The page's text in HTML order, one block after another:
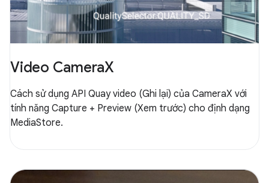
Video CameraX
Cách sử dụng API Quay video (Ghi lại) của CameraX với
tính năng Capture + Preview (Xem trước) cho định dạng
MediaStore.